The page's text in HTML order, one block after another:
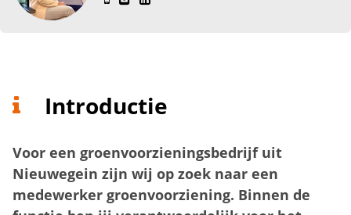
Introductie
Voor een groenvoorzieningsbedrijf uit
Nieuwegein zijn wij op zoek naar een
medewerker groenvoorziening. Binnen de